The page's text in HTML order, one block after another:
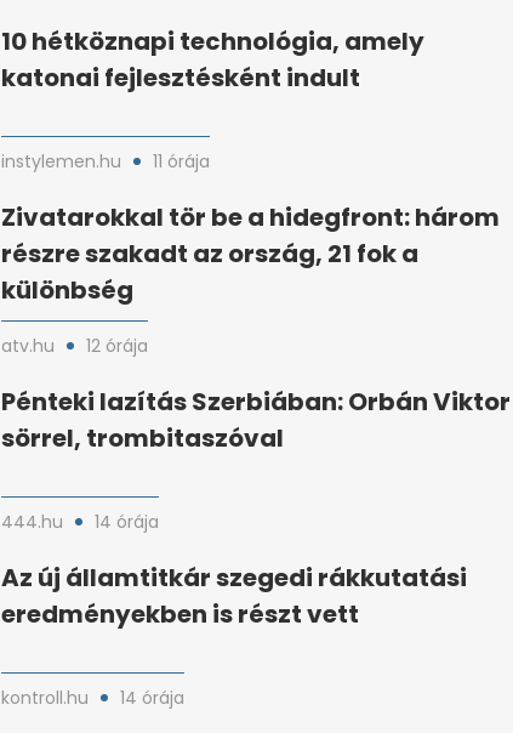
10 hétköznapi technológia, amely
katonai fejlesztésként indult
instylemen.hu 11 órája
Zivatarokkal tör be a hidegfront: három
részre szakadt az ország, 21 fok a
különbség
atv.hu 12 órája
Pénteki lazítás Szerbiában: Orbán Viktor
sörrel, trombitaszóval
444.hu 14 órája
Az új államtitkár szegedi rákkutatási
eredményekben is részt vett
kontroll.hu 14 órája